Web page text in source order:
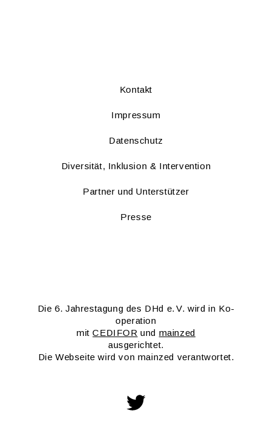
Kon­takt
Im­pres­sum
Da­ten­schutz
Di­ver­si­tät, In­klu­si­on & In­ter­ven­ti­on
Part­ner und Un­ter­stüt­zer
Pres­se
Die 6. Jah­res­ta­gung des DHd e. V. wird in Ko­
ope­ra­ti­on
mitCE­DI­FOR und main­zed
aus­ge­rich­tet.
Die Web­sei­te wird von main­zed ver­ant­wor­tet.